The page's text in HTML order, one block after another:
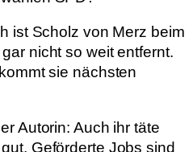
ist Scholz von Merz beim
nicht so weit entfernt.
sie nächsten
Autorin: Auch ihr täte
Geförderte Jobs sind